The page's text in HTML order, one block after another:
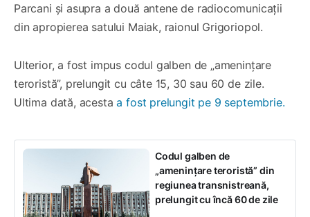
Parcani și asupra a două antene de radiocomunicații
din apropierea satului Maiak, raionul Grigoriopol.
Ulterior, a fost impus codul galben de „amenințare
teroristă”, prelungit cu câte 15, 30 sau 60 de zile.
Ultima dată, acestaa fost prelungit pe 9 septembrie.
Codul galben de
„amenințare teroristă” din
regiunea transnistreană,
prelungit cu încă 60 de zile